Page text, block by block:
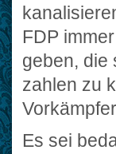
FDP
geben, die
zahlen zu
Es sei